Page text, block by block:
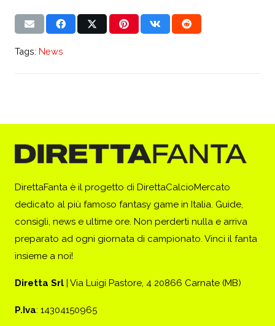
Tags: News
DirettaFanta è il progetto di DirettaCalcioMercato
dedicato al più famoso fantasy game in Italia. Guide,
consigli, news e ultime ore. Non perderti nulla e arriva
preparato ad ogni giornata di campionato. Vinci il fanta
insieme a noi!
Diretta Srl | Via Luigi Pastore, 4 20866 Carnate (MB)
P.Iva: 14304150965